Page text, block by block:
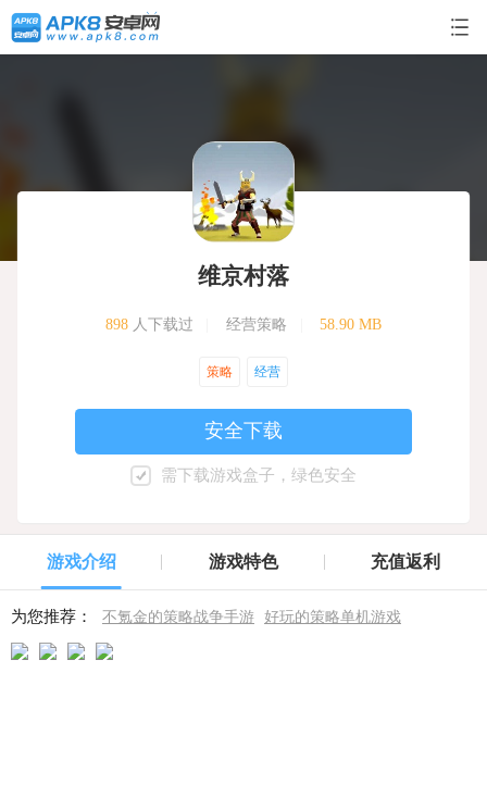
维京村落
898人下载过 经营策略 58.90 MB
策略 经营
安全下载
需下载游戏盒子，绿色安全
游戏介绍 游戏特色 充值返利
为您推荐： 不氪金的策略战争手游 好玩的策略单机游戏